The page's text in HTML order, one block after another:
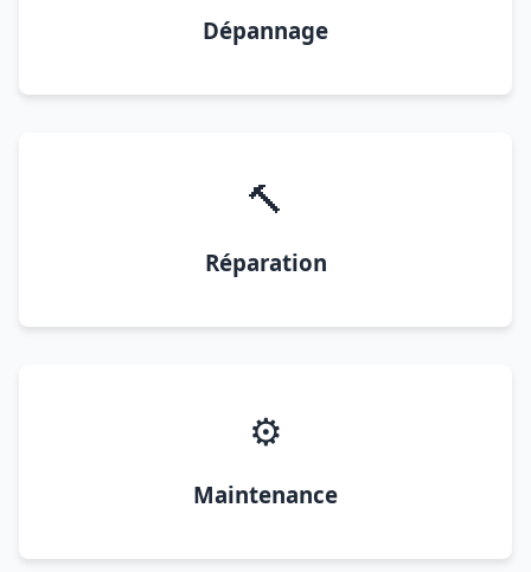
Dépannage
🔨
Réparation
⚙️
Maintenance